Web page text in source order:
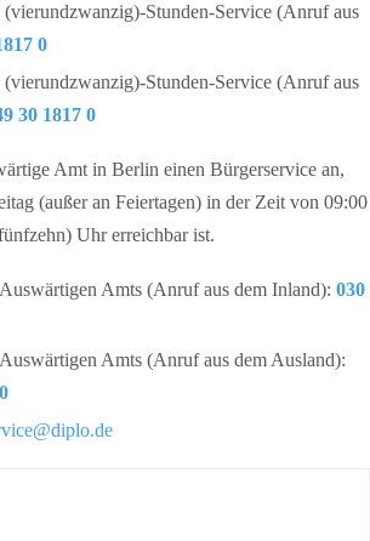
(vierundzwanzig)-Stunden-Service (Anruf aus
0
(vierundzwanzig)-Stunden-Service (Anruf aus
30 1817 0
Amt in Berlin einen Bürgerservice an,
(außer an Feiertagen) in der Zeit von 09:00
Uhr erreichbar ist.
Amts (Anruf aus dem Inland): 030
Amts (Anruf aus dem Ausland):